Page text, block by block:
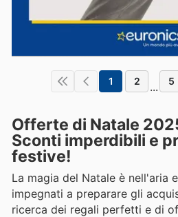
1 2 ... 5
Offerte di Natale
Sconti imperdibili e
festive!
La magia del Natale è nell'aria
impegnati a preparare gli
ricerca dei regali perfetti e di